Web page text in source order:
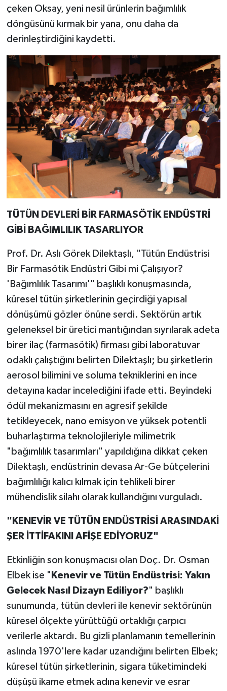
çeken Oksay, yeni nesil ürünlerin bağımlılık
döngüsünü kırmak bir yana, onu daha da
derinleştirdiğini kaydetti.
TÜTÜN DEVLERİ BİR FARMASÖTİK ENDÜSTRİ
GİBİ BAĞIMLILIK TASARLIYOR
Prof. Dr. Aslı Görek Dilektaşlı, "Tütün Endüstrisi
Bir Farmasötik Endüstri Gibi mi Çalışıyor?
'Bağımlılık Tasarımı'" başlıklı konuşmasında,
küresel tütün şirketlerinin geçirdiği yapısal
dönüşümü gözler önüne serdi. Sektörün artık
geleneksel bir üretici mantığından sıyrılarak adeta
birer ilaç (farmasötik) firması gibi laboratuvar
odaklı çalıştığını belirten Dilektaşlı; bu şirketlerin
aerosol bilimini ve soluma tekniklerini en ince
detayına kadar incelediğini ifade etti. Beyindeki
ödül mekanizmasını en agresif şekilde
tetikleyecek, nano emisyon ve yüksek potentli
buharlaştırma teknolojileriyle milimetrik
"bağımlılık tasarımları" yapıldığına dikkat çeken
Dilektaşlı, endüstrinin devasa Ar-Ge bütçelerini
bağımlılığı kalıcı kılmak için tehlikeli birer
mühendislik silahı olarak kullandığını vurguladı.
"KENEVİR VE TÜTÜN ENDÜSTRİSİ ARASINDAKİ
ŞER İTTİFAKINI AFİŞE EDİYORUZ"
Etkinliğin son konuşmacısı olan Doç. Dr. Osman
Elbek ise " Kenevir ve Tütün Endüstrisi: Yakın
Gelecek Nasıl Dizayn Ediliyor?" başlıklı
sunumunda, tütün devleri ile kenevir sektörünün
küresel ölçekte yürüttüğü ortaklığı çarpıcı
verilerle aktardı. Bu gizli planlamanın temellerinin
aslında 1970'lere kadar uzandığını belirten Elbek;
küresel tütün şirketlerinin, sigara tüketimindeki
düşüşü ikame etmek adına kenevir ve esrar